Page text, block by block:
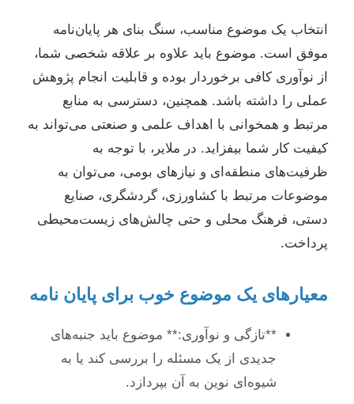
انتخاب یک موضوع مناسب، سنگ بنای هر پایان‌نامه
موفق است. موضوع باید علاوه بر علاقه شخصی شما،
از نوآوری کافی برخوردار بوده و قابلیت انجام پژوهش
عملی را داشته باشد. همچنین، دسترسی به منابع
مرتبط و همخوانی با اهداف علمی و صنعتی می‌تواند به
کیفیت کار شما بیفزاید. در ملایر، با توجه به
ظرفیت‌های منطقه‌ای و نیازهای بومی، می‌توان به
موضوعات مرتبط با کشاورزی، گردشگری، صنایع
دستی، فرهنگ محلی و حتی چالش‌های زیست‌محیطی
پرداخت.
معیارهای یک موضوع خوب برای پایان نامه
**تازگی و نوآوری:** موضوع باید جنبه‌های
جدیدی از یک مسئله را بررسی کند یا به
شیوه‌ای نوین به آن بپردازد.